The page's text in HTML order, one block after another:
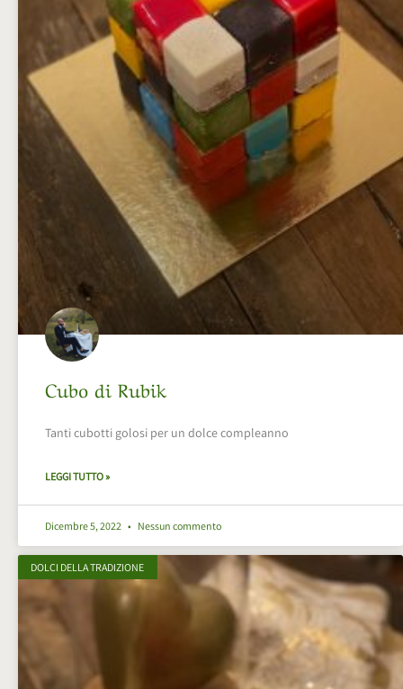
Cubo di Rubik
Tanti cubotti golosi per un dolce compleanno
LEGGI TUTTO »
Dicembre 5, 2022 Nessun commento
DOLCI DELLA TRADIZIONE